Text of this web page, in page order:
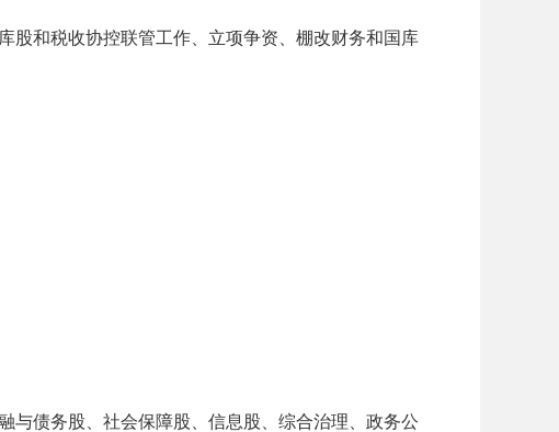
股和税收协控联管工作、立项争资、棚改财务和国库
与债务股、社会保障股、信息股、综合治理、政务公